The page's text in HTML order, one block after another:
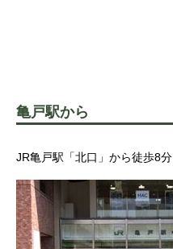
亀戸駅から
JR亀戸駅「北口」から徒歩8分